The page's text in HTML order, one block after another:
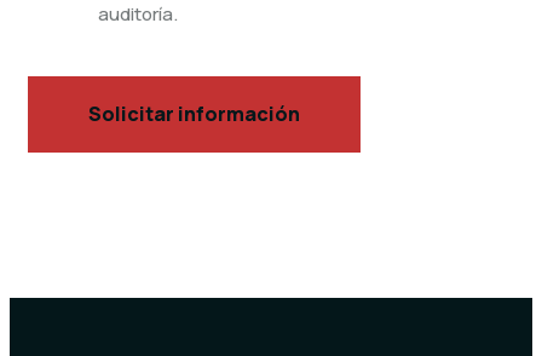
auditoría.
Solicitar información